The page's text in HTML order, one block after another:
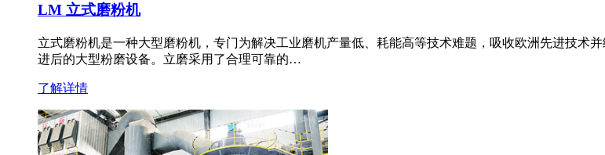
LM 立式磨粉机
立式磨粉机是一种大型磨粉机，专门为解决工业磨机产量低、耗能高等技术难题，吸收欧洲先进技术
进后的大型粉磨设备。立磨采用了合理可靠的…
了解详情